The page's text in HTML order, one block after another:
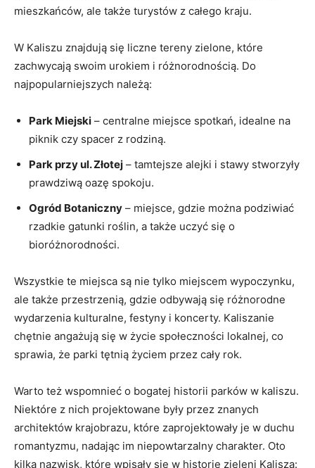
mieszkańców, ale także turystów z całego kraju.
W Kaliszu znajdują się liczne tereny zielone, które
⁢zachwycają swoim urokiem i różnorodnością. Do
najpopularniejszych należą:
Park Miejski –⁣ centralne miejsce spotkań, idealne na
piknik czy spacer z rodziną.
Park przy ul. Złotej – tamtejsze alejki i stawy stworzyły
‍prawdziwą oazę spokoju.
Ogród Botaniczny – miejsce, gdzie⁤ można podziwiać
rzadkie gatunki roślin, a także uczyć się o
bioróżnorodności.
Wszystkie te miejsca ⁤są nie⁤ tylko miejscem wypoczynku,
ale także przestrzenią, gdzie odbywają się różnorodne
wydarzenia kulturalne, festyny i koncerty. Kaliszanie
chętnie angażują się ‌w życie ​społeczności lokalnej, co
sprawia, że‍ parki tętnią życiem przez cały rok.
Warto też wspomnieć o bogatej⁣ historii parków‌ w kaliszu.
Niektóre z nich ⁤projektowane były przez znanych
architektów krajobrazu, które zaprojektowały je w duchu
romantyzmu, nadając im niepowtarzalny charakter. Oto
kilka nazwisk, które wpisały się w historię zieleni Kalisza: